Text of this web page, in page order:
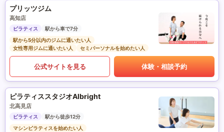
プリッツジム
高知店
ピラティス
駅から車で7分
駅から5分以内のジムに通いたい人
女性専用ジムに通いたい人
セミパーソナルを始めたい人
公式サイトを見る 体験・相談予約
ピラティススタジオAlbright
北高見店
ピラティス
駅から徒歩12分
マシンピラティスを始めたい人